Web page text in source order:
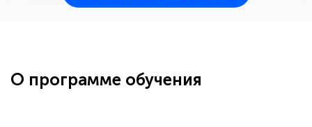
большое количество методических
О программе обучения